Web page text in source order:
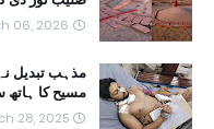
06, 2026
مذہب تبدیل
مسیح کا ہاتھ
28, 2025